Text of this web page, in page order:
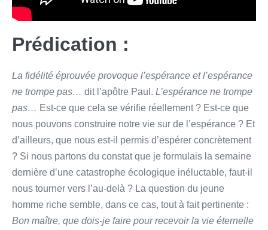
Prédication :
La fidélité éprouvée provoque l’espérance et l’espérance
ne trompe pas… dit l’apôtre Paul. L’espérance ne trompe
pas… Est-ce que cela se vérifie réellement ? Est-ce que
nous pouvons construire notre vie sur de l’espérance ? Et
d’ailleurs, que nous est-il permis d’espérer concrètement
? Si nous partons du constat que je formulais la semaine
dernière d’une catastrophe écologique inéluctable, faut-il
nous tourner vers l’au-delà ? La question du jeune
homme riche semble, dans ce cas, tout à fait pertinente :
Bon maître, que dois-je faire pour recevoir la vie éternelle